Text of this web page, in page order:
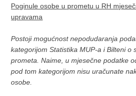
Poginule osobe u prometu u RH
upravama
Postoji mogućnost nepodudaranja
kategorijom Statistika MUP-a i Bilteni o
prometa. Naime, u mjesečne podatke
pod tom kategorijom nisu uračunate
osobe.